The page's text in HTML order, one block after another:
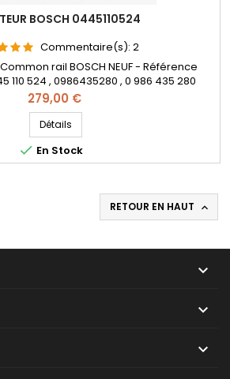
BOSCH 0445110524
Commentaire(s): 2
rail BOSCH NEUF - Référence
110 524 , 0986435280 , 0 986 435 280
Fiat 1.6d Multijet , Alfa Roméo
Multijet , Jeep 1.6 crd et Opel 1.6 CDTi
Pièce d'origine
Prix
279,00 €
Détails
 En Stock
RETOUR EN HAUT 


